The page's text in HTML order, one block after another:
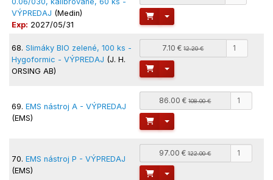
VÝPREDAJ (Medin)
Exp: 2027/05/31
Toggle Dropdown
68. Slimáky BIO zelené, 100 ks -
Hygoformic - VÝPREDAJ (J. H.
ORSING AB)
7.10 €12.20 €
Toggle Dropdown
69. EMS nástroj A - VÝPREDAJ
(EMS)
86.00 €108.00 €
Toggle Dropdown
70. EMS nástroj P - VÝPREDAJ
(EMS)
97.00 €122.00 €
Toggle Dropdown